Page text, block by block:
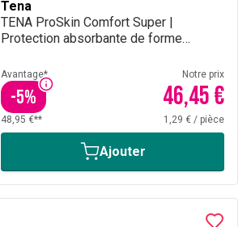
Tena
TENA ProSkin Comfort Super |
Protection absorbante de forme
Avantage*
-5%
Notre prix
46,45 €
48,95 €** 1,29 € / pièce
Ajouter